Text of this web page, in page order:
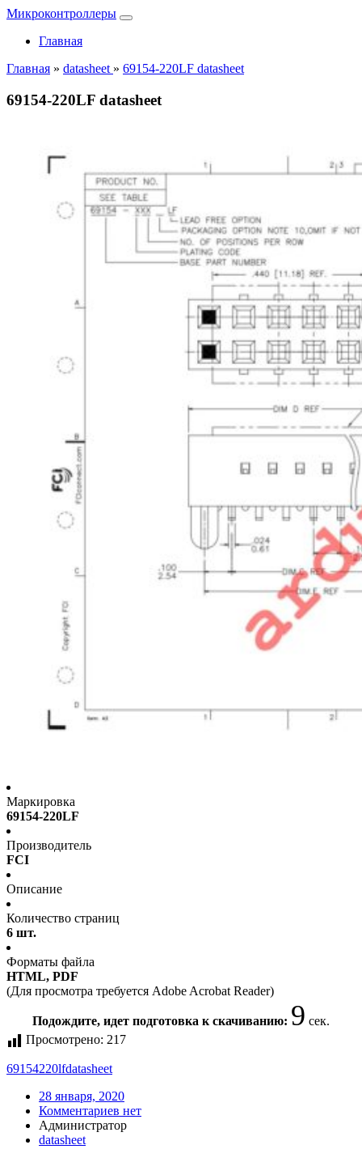
Микроконтроллеры
Главная
Главная » datasheet » 69154-220LF datasheet
69154-220LF datasheet
Маркировка
69154-220LF
Производитель
FCI
Описание
Количество страниц
6 шт.
Форматы файла
HTML, PDF
(Для просмотра требуется Adobe Acrobat Reader)
Подождите, идет подготовка к скачиванию: 8 сек.
Просмотрено: 217
69154220lfdatasheet
28 января, 2020
Комментариев нет
Администратор
datasheet